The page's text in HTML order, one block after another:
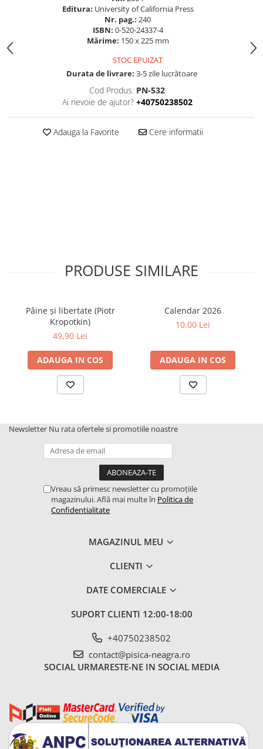
Editura: University of California Press
Nr. pag.: 240
ISBN: 0-520-24337-4
Mărime: 150 x 225 mm
STOC EPUIZAT
Durata de livrare: 3-5 zile lucrătoare
Cod Produs: PN-532
Ai nevoie de ajutor? +40750238502
Adauga la Favorite Cere informatii
PRODUSE SIMILARE
Pâine și libertate (Piotr
Kropotkin)
49,90 Lei
ADAUGA IN COS
Calendar 2026
10,00 Lei
ADAUGA IN COS
Newsletter Nu rata ofertele si promotiile noastre
Vreau să primesc newsletter cu promoțiile
magazinului. Află mai multe în Politica de
Confidentialitate
MAGAZINUL MEU
CLIENTI
DATE COMERCIALE
SUPORT CLIENTI 12:00-18:00
+40750238502
contact@pisica-neagra.ro
SOCIAL URMARESTE-NE IN SOCIAL MEDIA